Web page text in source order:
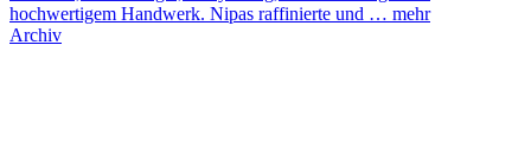
hochwertigem Handwerk. Nipas raffinierte und … mehr
Archiv